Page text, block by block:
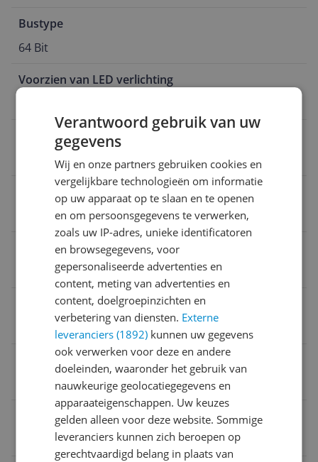
Bustype
64 Bit
Voorzien van LED verlichting
Verpakking lengte
19,2 cm
Product hoogte
11,7 cm
Product lengte
19,2 cm
Radeon RX 6500 XT
Direct-X versie
12 Ultimate
Verantwoord gebruik van uw
gegevens
Wij en onze partners gebruiken cookies en
vergelijkbare technologieën om informatie
op uw apparaat op te slaan en te openen
en om persoonsgegevens te verwerken,
zoals uw IP-adres, unieke identificatoren
en browsegegevens, voor
gepersonaliseerde advertenties en
content, meting van advertenties en
content, doelgroepinzichten en
verbetering van diensten. Externe
leveranciers (1892) kunnen uw gegevens
ook verwerken voor deze en andere
doeleinden, waaronder het gebruik van
nauwkeurige geolocatiegegevens en
apparaateigenschappen. Uw keuzes
gelden alleen voor deze website. Sommige
leveranciers kunnen zich beroepen op
gerechtvaardigd belang in plaats van